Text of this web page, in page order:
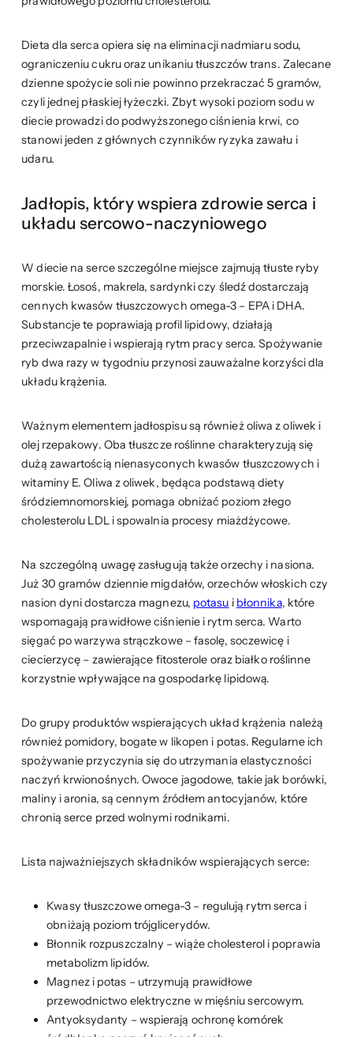
Dieta dla serca opiera się na eliminacji nadmiaru sodu,
ograniczeniu cukru oraz unikaniu tłuszczów trans. Zalecane
dzienne spożycie soli nie powinno przekraczać 5 gramów,
czyli jednej płaskiej łyżeczki. Zbyt wysoki poziom sodu w
diecie prowadzi do podwyższonego ciśnienia krwi, co
stanowi jeden z głównych czynników ryzyka zawału i
udaru.
Jadłopis, który wspiera zdrowie serca i
układu sercowo-naczyniowego
W diecie na serce szczególne miejsce zajmują tłuste ryby
morskie. Łosoś, makrela, sardynki czy śledź dostarczają
cennych kwasów tłuszczowych omega-3 – EPA i DHA.
Substancje te poprawiają profil lipidowy, działają
przeciwzapalnie i wspierają rytm pracy serca. Spożywanie
ryb dwa razy w tygodniu przynosi zauważalne korzyści dla
układu krążenia.
Ważnym elementem jadłospisu są również oliwa z oliwek i
olej rzepakowy. Oba tłuszcze roślinne charakteryzują się
dużą zawartością nienasyconych kwasów tłuszczowych i
witaminy E. Oliwa z oliwek, będąca podstawą diety
śródziemnomorskiej, pomaga obniżać poziom złego
cholesterolu LDL i spowalnia procesy miażdżycowe.
Na szczególną uwagę zasługują także orzechy i nasiona.
Już 30 gramów dziennie migdałów, orzechów włoskich czy
nasion dyni dostarcza magnezu, potasu i błonnika, które
wspomagają prawidłowe ciśnienie i rytm serca. Warto
sięgać po warzywa strączkowe – fasolę, soczewicę i
ciecierzycę – zawierające fitosterole oraz białko roślinne
korzystnie wpływające na gospodarkę lipidową.
Do grupy produktów wspierających układ krążenia należą
również pomidory, bogate w likopen i potas. Regularne ich
spożywanie przyczynia się do utrzymania elastyczności
naczyń krwionośnych. Owoce jagodowe, takie jak borówki,
maliny i aronia, są cennym źródłem antocyjanów, które
chronią serce przed wolnymi rodnikami.
Lista najważniejszych składników wspierających serce:
Kwasy tłuszczowe omega-3 – regulują rytm serca i
obniżają poziom trójglicerydów.
Błonnik rozpuszczalny – wiąże cholesterol i poprawia
metabolizm lipidów.
Magnez i potas – utrzymują prawidłowe
przewodnictwo elektryczne w mięśniu sercowym.
Antyoksydanty – wspierają ochronę komórek